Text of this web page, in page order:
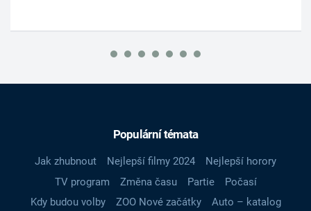
Populární témata
Jak zhubnout Nejlepší filmy 2024
Nejlepší horory
TV program
Změna času Partie
Počasí
Kdy budou volby
ZOO Nové začátky
Auto – katalog